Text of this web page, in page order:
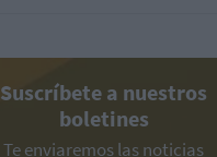
Suscríbete a nuestros
boletines
Te enviaremos las noticias